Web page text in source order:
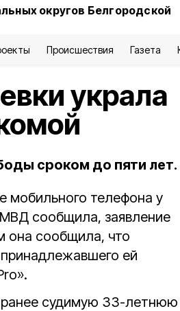
округов Белгородской
Происшествия Газета
украла
сроком до пяти лет.
мобильного телефона у
сообщила, заявление
она сообщила, что
ей
ранее судимую 33-летнюю